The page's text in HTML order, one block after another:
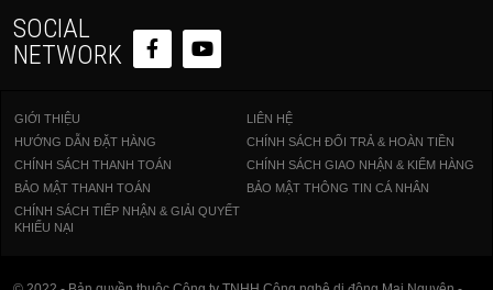
SOCIAL
NETWORK
GIỚI THIỆU
LIÊN HỆ
HƯỚNG DẪN ĐẶT HÀNG
CHÍNH SÁCH ĐỔI TRẢ & HOÀN TIỀN
CHÍNH SÁCH THANH TOÁN
CHÍNH SÁCH GIAO NHẬN & KIỂM HÀNG
BẢO MẬT THANH TOÁN
BẢO MẬT THÔNG TIN CÁ NHÂN
CHÍNH SÁCH TIẾP NHẬN & GIẢI QUYẾT
KHIẾU NẠI